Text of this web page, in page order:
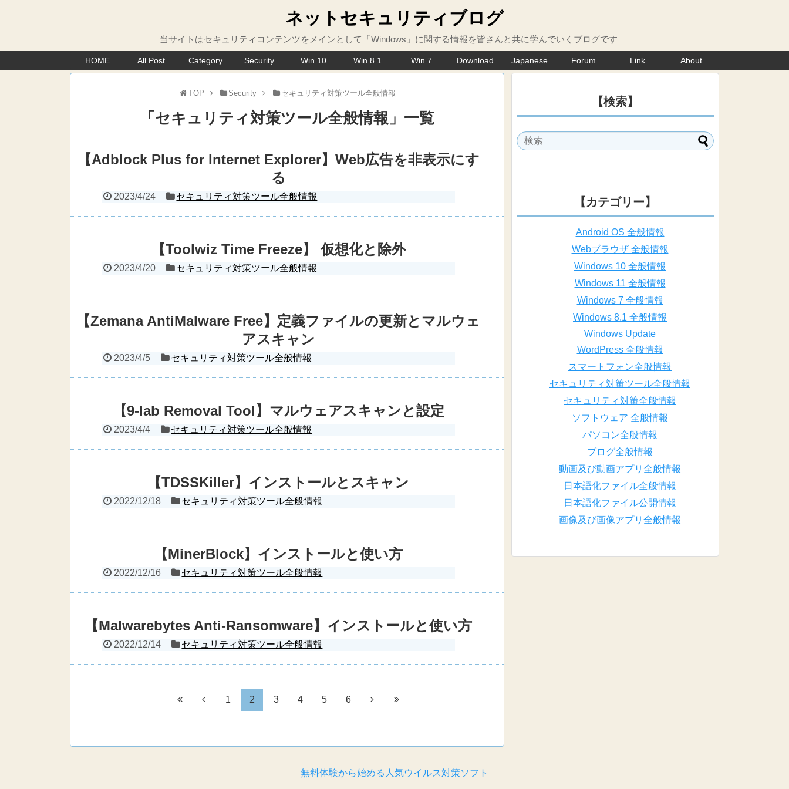
ネットセキュリティブログ
当サイトはセキュリティコンテンツをメインとして「Windows」に関する情報を皆さんと共に学んでいくブログです
HOME All Post Category Security Win 10 Win 8.1 Win 7 Download Japanese Forum Link About
TOP Security セキュリティ対策ツール全般情報
「 セキュリティ対策ツール全般情報 」 一覧
【Adblock Plus for Internet Explorer】Web広告を非表示にす
る
2023/4/24 セキュリティ対策ツール全般情報
【Toolwiz Time Freeze】 仮想化と除外
2023/4/20 セキュリティ対策ツール全般情報
【Zemana AntiMalware Free】定義ファイルの更新とマルウェ
アスキャン
2023/4/5 セキュリティ対策ツール全般情報
【9-lab Removal Tool】マルウェアスキャンと設定
2023/4/4 セキュリティ対策ツール全般情報
【TDSSKiller】インストールとスキャン
2022/12/18 セキュリティ対策ツール全般情報
【MinerBlock】インストールと使い方
2022/12/16 セキュリティ対策ツール全般情報
【Malwarebytes Anti-Ransomware】インストールと使い方
2022/12/14 セキュリティ対策ツール全般情報
1 2 3 4 5 6
【検索】
【カテゴリー】
Android OS 全般情報
Webブラウザ 全般情報
Windows 10 全般情報
Windows 11 全般情報
Windows 7 全般情報
Windows 8.1 全般情報
Windows Update
WordPress 全般情報
スマートフォン全般情報
セキュリティ対策ツール全般情報
セキュリティ対策全般情報
ソフトウェア 全般情報
パソコン全般情報
ブログ全般情報
動画及び動画アプリ全般情報
日本語化ファイル全般情報
日本語化ファイル公開情報
画像及び画像アプリ全般情報
無料体験から始める人気ウイルス対策ソフト